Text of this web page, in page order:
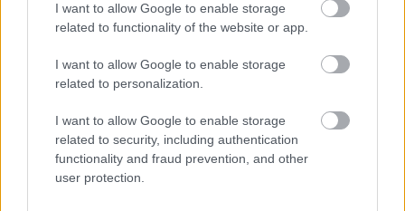
I want to allow Google to enable storage
related to functionality of the website or app.
I want to allow Google to enable storage
related to personalization.
I want to allow Google to enable storage
related to security, including authentication
functionality and fraud prevention, and other
user protection.
szempontok nem írhatják felül a nukleáris
biztonságot
ENERGETIKA 7 órája